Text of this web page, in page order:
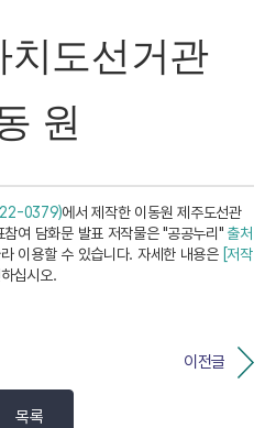
치도선거관
원
0379)에서 제작한 이동원 제주도선관
여 담화문 발표 저작물은 "공공누리" 출처
이용할 수 있습니다. 자세한 내용은 [저작
십시오.
이전글
목록